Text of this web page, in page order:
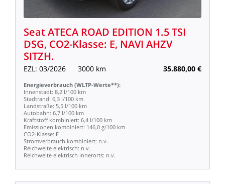
SeatATECA ROAD EDITION 1.5TSI
DSG, CO2-Klasse: E, NAVI AHZV
SITZH.
EZL: 03/2026 3000 km 35.880,00 €
Energieverbrauch (WLTP-Werte**):
Innenstadt: 8,2 l/100 km
Stadtrand: 6,3 l/100 km
Landstraße: 5,5 l/100 km
Autobahn: 6,7 l/100 km
Kraftstoff kombiniert: 6,4 l/100 km
Emissionen kombiniert: 146,0 g/100 km
CO2-Klasse: E
Stromverbrauch kombiniert: n.v.
Reichweite elektrisch: n.v.
Reichweite elektrisch innerorts: n.v.